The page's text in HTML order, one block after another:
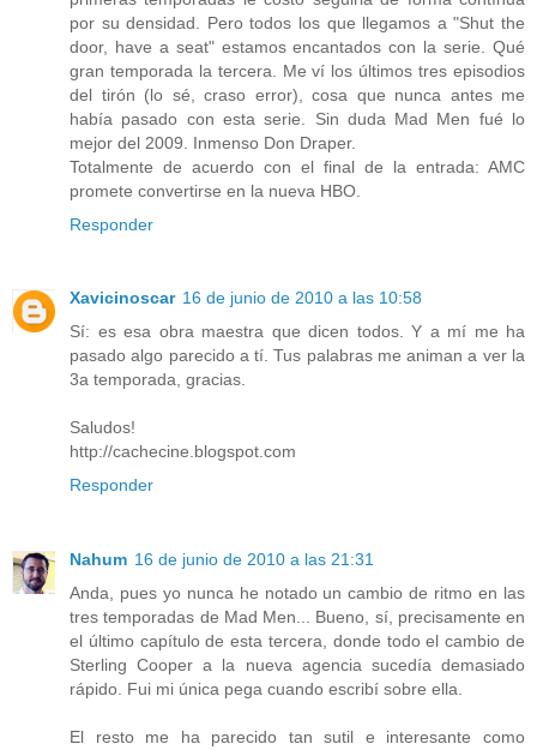
por su densidad. Pero todos los que llegamos a "Shut the
door, have a seat" estamos encantados con la serie. Qué
gran temporada la tercera. Me ví los últimos tres episodios
del tirón (lo sé, craso error), cosa que nunca antes me
había pasado con esta serie. Sin duda Mad Men fué lo
mejor del 2009. Inmenso Don Draper.
Totalmente de acuerdo con el final de la entrada: AMC
promete convertirse en la nueva HBO.
Responder
Xavicinoscar 16 de junio de 2010 a las 10:58
Sí: es esa obra maestra que dicen todos. Y a mí me ha
pasado algo parecido a tí. Tus palabras me animan a ver la
3a temporada, gracias.
Saludos!
http://cachecine.blogspot.com
Responder
Nahum 16 de junio de 2010 a las 21:31
Anda, pues yo nunca he notado un cambio de ritmo en las
tres temporadas de Mad Men... Bueno, sí, precisamente en
el último capítulo de esta tercera, donde todo el cambio de
Sterling Cooper a la nueva agencia sucedía demasiado
rápido. Fui mi única pega cuando escribí sobre ella.
El resto me ha parecido tan sutil e interesante como